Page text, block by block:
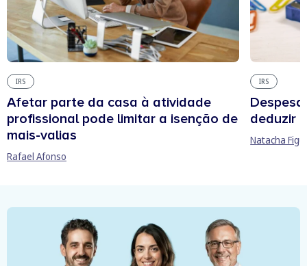
IRS
Afetar parte da casa à atividade
profissional pode limitar a isenção de
mais-valias
Rafael Afonso
IRS
deduzir
Natacha